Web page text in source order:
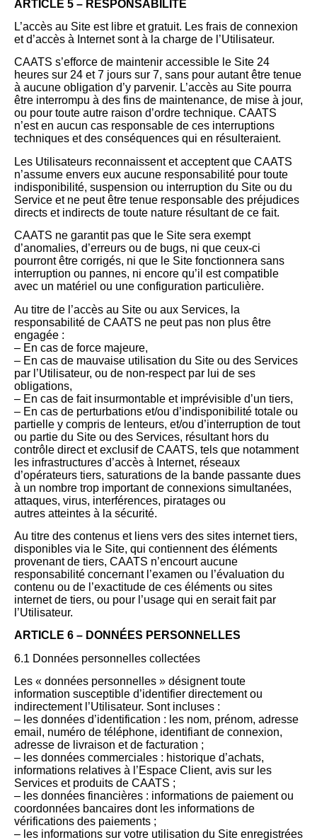
ARTICLE 5 – RESPONSABILITÉ
L’accès au Site est libre et gratuit. Les frais de connexion
et d’accès à Internet sont à la charge de l’Utilisateur.
CAATS s’efforce de maintenir accessible le Site 24
heures sur 24 et 7 jours sur 7, sans pour autant être tenue
à aucune obligation d’y parvenir. L’accès au Site pourra
être interrompu à des fins de maintenance, de mise à jour,
ou pour toute autre raison d’ordre technique. CAATS
n’est en aucun cas responsable de ces interruptions
techniques et des conséquences qui en résulteraient.
Les Utilisateurs reconnaissent et acceptent que CAATS
n’assume envers eux aucune responsabilité pour toute
indisponibilité, suspension ou interruption du Site ou du
Service et ne peut être tenue responsable des préjudices
directs et indirects de toute nature résultant de ce fait.
CAATS ne garantit pas que le Site sera exempt
d’anomalies, d’erreurs ou de bugs, ni que ceux-ci
pourront être corrigés, ni que le Site fonctionnera sans
interruption ou pannes, ni encore qu’il est compatible
avec un matériel ou une configuration particulière.
Au titre de l’accès au Site ou aux Services, la
responsabilité de CAATS ne peut pas non plus être
engagée :
– En cas de force majeure,
– En cas de mauvaise utilisation du Site ou des Services
par l’Utilisateur, ou de non-respect par lui de ses
obligations,
– En cas de fait insurmontable et imprévisible d’un tiers,
– En cas de perturbations et/ou d’indisponibilité totale ou
partielle y compris de lenteurs, et/ou d’interruption de tout
ou partie du Site ou des Services, résultant hors du
contrôle direct et exclusif de CAATS, tels que notamment
les infrastructures d’accès à Internet, réseaux
d’opérateurs tiers, saturations de la bande passante dues
à un nombre trop important de connexions simultanées,
attaques, virus, interférences, piratages ou
autres atteintes à la sécurité.
Au titre des contenus et liens vers des sites internet tiers,
disponibles via le Site, qui contiennent des éléments
provenant de tiers, CAATS n’encourt aucune
responsabilité concernant l’examen ou l’évaluation du
contenu ou de l’exactitude de ces éléments ou sites
internet de tiers, ou pour l’usage qui en serait fait par
l’Utilisateur.
ARTICLE 6 – DONNÉES PERSONNELLES
6.1 Données personnelles collectées
Les « données personnelles » désignent toute
information susceptible d’identifier directement ou
indirectement l’Utilisateur. Sont incluses :
– les données d’identification : les nom, prénom, adresse
email, numéro de téléphone, identifiant de connexion,
adresse de livraison et de facturation ;
– les données commerciales : historique d’achats,
informations relatives à l’Espace Client, avis sur les
Services et produits de CAATS ;
– les données financières : informations de paiement ou
coordonnées bancaires dont les informations de
vérifications des paiements ;
– les informations sur votre utilisation du Site enregistrées